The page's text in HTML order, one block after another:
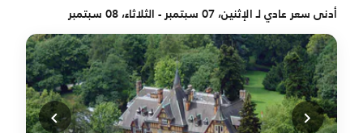
أدنى سعر عادي لـ الإثنين، 07 سبتمبر - الثلاثاء، 08 سبتمبر